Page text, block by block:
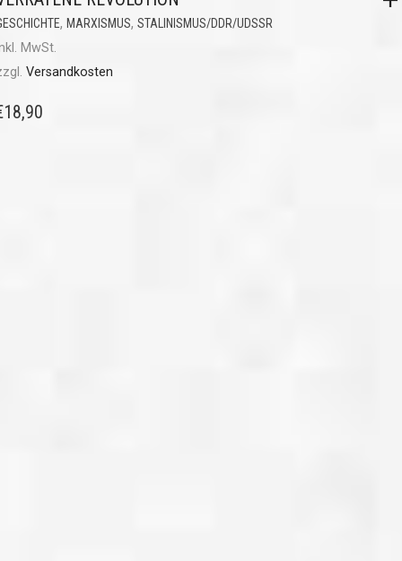
, MARXISMUS, STALINISMUS/DDR/UDSSR
MwSt.
Versandkosten
18,90